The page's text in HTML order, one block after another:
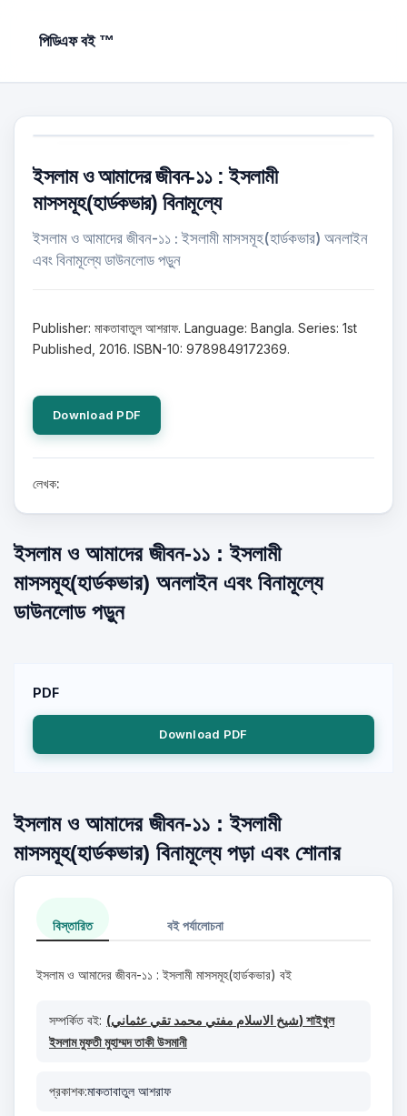
পিডিএফ বই ™
ইসলাম ও আমাদের জীবন-১১ : ইসলামী
মাসসমূহ(হার্ডকভার) বিনামূল্যে
ইসলাম ও আমাদের জীবন-১১ : ইসলামী মাসসমূহ(হার্ডকভার) অনলাইন
এবং বিনামূল্যে ডাউনলোড পড়ুন
Publisher: মাকতাবাতুল আশরাফ. Language: Bangla. Series: 1st
Published, 2016. ISBN-10: 9789849172369.
Download PDF
লেখক:
ইসলাম ও আমাদের জীবন-১১ : ইসলামী
মাসসমূহ(হার্ডকভার) অনলাইন এবং বিনামূল্যে
ডাউনলোড পড়ুন
PDF
Download PDF
ইসলাম ও আমাদের জীবন-১১ : ইসলামী
মাসসমূহ(হার্ডকভার) বিনামূল্যে পড়া এবং শোনার
বিস্তারিত বই পর্যালোচনা
ইসলাম ও আমাদের জীবন-১১ : ইসলামী মাসসমূহ(হার্ডকভার) বই
সম্পর্কিত বই: (شيخ الاسلام مفتي محمد تقي عثماني) শাইখুল
ইসলাম মুফতী মুহাম্মদ তাকী উসমানী
প্রকাশক:মাকতাবাতুল আশরাফ